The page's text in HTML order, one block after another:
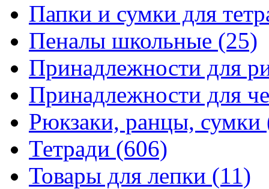
Папки и сумки для
Пеналы школьные (25)
Принадлежности для
Принадлежности для
Рюкзаки, ранцы, сумки
Тетради (606)
Товары для лепки (11)